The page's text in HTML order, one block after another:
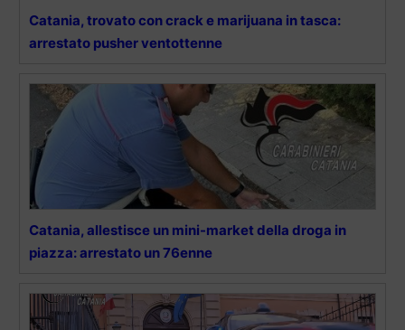
Catania, trovato con crack e marijuana in tasca:
arrestato pusher ventottenne
Catania, allestisce un mini-market della droga in
piazza: arrestato un 76enne